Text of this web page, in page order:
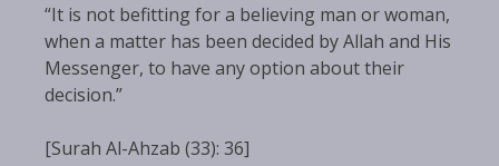
“It is not befitting for a believing man or woman,
when a matter has been decided by Allah and His
Messenger, to have any option about their
decision.”
[Surah Al-Ahzab (33): 36]